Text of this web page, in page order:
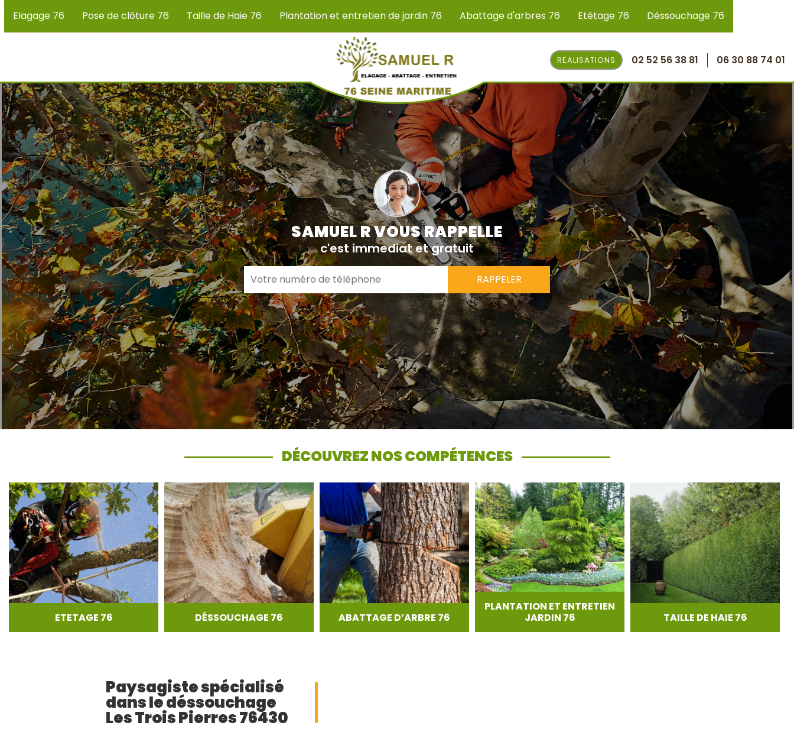
Elagage 76 Pose de clôture 76 Taille de Haie 76 Plantation et entretien de jardin 76 Abattage d'arbres 76 Etêtage 76 Déssouchage 76
REALISATIONS 02 52 56 38 81 06 30 88 74 01
SAMUEL R VOUS RAPPELLE
c'est immediat et gratuit
DÉCOUVREZ NOS COMPÉTENCES
ETETAGE 76 DÉSSOUCHAGE 76 ABATTAGE D’ARBRE 76
PLANTATION ET ENTRETIEN
JARDIN 76
TAILLE DE HAIE 76
Paysagiste spécialisé
dans le déssouchage
Les Trois Pierres 76430